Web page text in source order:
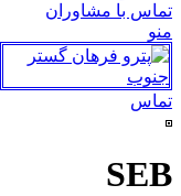
تماس با مشاوران
منو
تماس
SEB